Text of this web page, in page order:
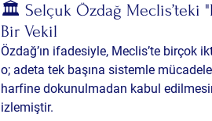
🏛️ Selçuk Özdağ Meclis’teki
Bir Vekil
Özdağ’ın ifadesiyle, Meclis’te birçok
o; adeta tek başına sistemle
harfine dokunulmadan kabul
izlemiştir.